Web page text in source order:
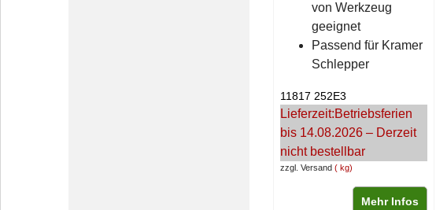
von Werkzeug
geeignet
Passend für Kramer
Schlepper
zzgl. Versand kg
11817 252E3
Lieferzeit:Betriebsferien
bis 14.08.2026 – Derzeit
nicht bestellbar
Mehr Infos